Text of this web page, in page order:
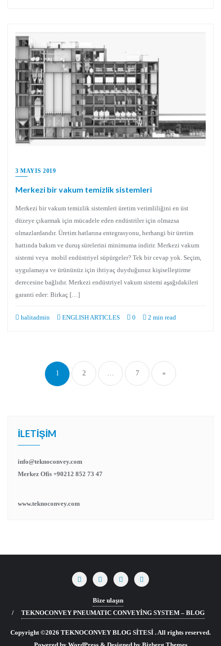
3 MAYIS 2019
Merkezi bir vakum temizlik sistemleri
Merkezi bir vakum temizlik sistemleri üretim verimliliğini en üst
düzeye çıkarmak için mücadele eden endüstriler için olmazsa
olmazlardandır. Üretim hatlarına entegrasyonu, herhangi bir üretim
hattında bakım ve duruş sürelerini minimuma indirir. Merkezi vakum
sistemi veya mobil endüstriyel süpürgeler? Tek bir cevap yok. Seçim,
uygulamaya ve ürününüz için ihtiyaç duyduğunuz kişiselleştirme
derecesine bağlıdır. Merkezi endüstriyel vakum sistemi aşağıdakileri
garanti eder: Birkaç […]
halitadmin ENGLISH ARTICLES 0 2 min read
dolaşımı
1 2 … 7 »
İLETIŞIM
info@teknoconvey.com
Merkez Ofis +90212 852 73 47
www.teknoconvey.com
Bize ulaşın
TEKNOCONVEY PNEUMATIC CONVEYİNG SYSTEM – BLOG
Copyright ©2026 TEKNOCONVEY BLOG SİTESİ . All rights reserved.